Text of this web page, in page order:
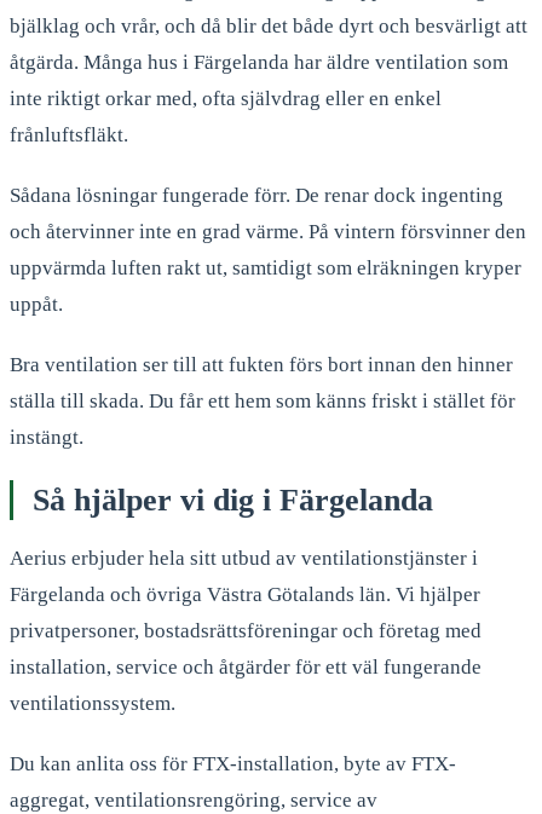
bjälklag och vrår, och då blir det både dyrt och besvärligt att
åtgärda. Många hus i Färgelanda har äldre ventilation som
inte riktigt orkar med, ofta självdrag eller en enkel
frånluftsfläkt.
Sådana lösningar fungerade förr. De renar dock ingenting
och återvinner inte en grad värme. På vintern försvinner den
uppvärmda luften rakt ut, samtidigt som elräkningen kryper
uppåt.
Bra ventilation ser till att fukten förs bort innan den hinner
ställa till skada. Du får ett hem som känns friskt i stället för
instängt.
Så hjälper vi dig i Färgelanda
Aerius erbjuder hela sitt utbud av ventilationstjänster i
Färgelanda och övriga Västra Götalands län. Vi hjälper
privatpersoner, bostadsrättsföreningar och företag med
installation, service och åtgärder för ett väl fungerande
ventilationssystem.
Du kan anlita oss för FTX-installation, byte av FTX-
aggregat, ventilationsrengöring, service av